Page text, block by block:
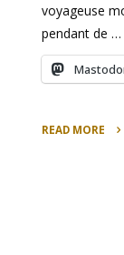
voyageuse
pendant de …
READ MORE